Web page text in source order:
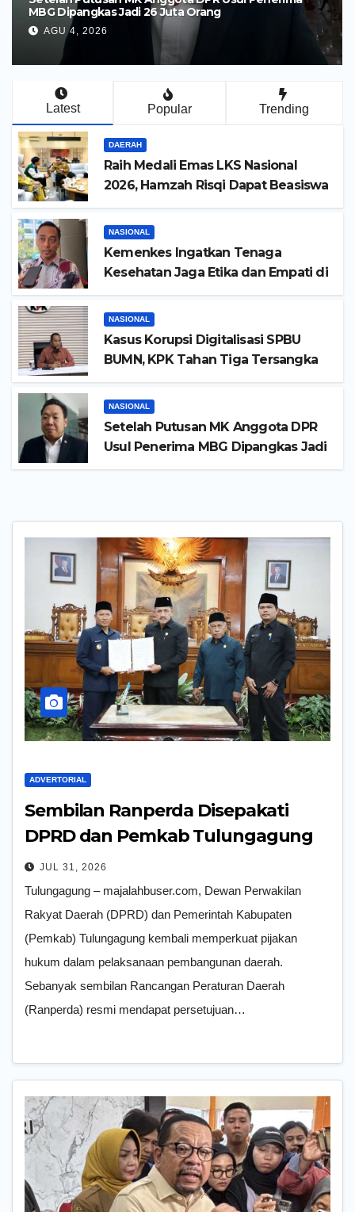
MBG Dipangkas Jadi 26 Juta Orang
AGU 4, 2026
Latest Popular Trending
DAERAH
Raih Medali Emas LKS Nasional
2026, Hamzah Risqi Dapat Beasiswa
dari Bupati Kediri
NASIONAL
Kemenkes Ingatkan Tenaga
Kesehatan Jaga Etika dan Empati di
Media Sosial
NASIONAL
Kasus Korupsi Digitalisasi SPBU
BUMN, KPK Tahan Tiga Tersangka
NASIONAL
Setelah Putusan MK Anggota DPR
Usul Penerima MBG Dipangkas Jadi
26 Juta Orang
ADVERTORIAL
Sembilan Ranperda Disepakati
DPRD dan Pemkab Tulungagung
Untuk Perkuat Pembangunan
Daerah
JUL 31, 2026
Tulungagung – majalahbuser.com, Dewan Perwakilan
Rakyat Daerah (DPRD) dan Pemerintah Kabupaten
(Pemkab) Tulungagung kembali memperkuat pijakan
hukum dalam pelaksanaan pembangunan daerah.
Sebanyak sembilan Rancangan Peraturan Daerah
(Ranperda) resmi mendapat persetujuan…